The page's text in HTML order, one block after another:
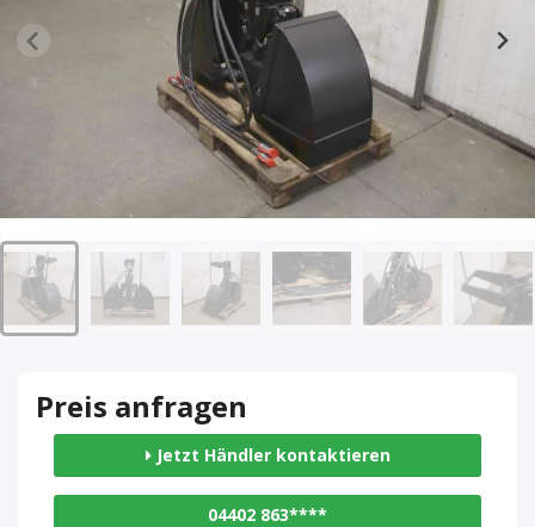
Preis anfragen
Jetzt Händler kontaktieren
04402 863****